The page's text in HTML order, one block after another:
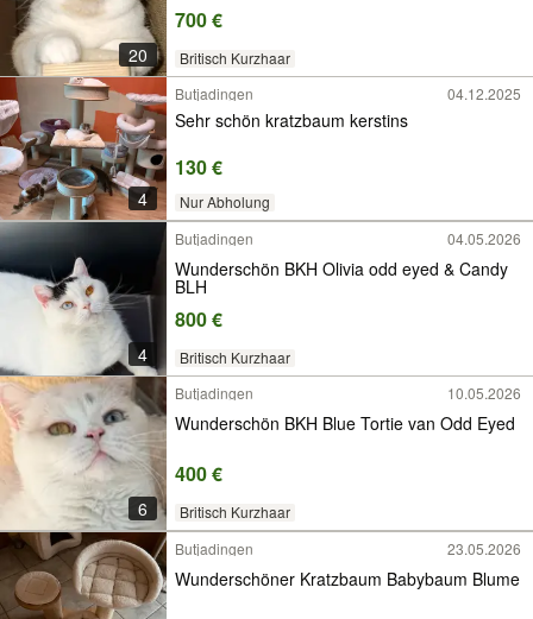
20
700 €
Britisch Kurzhaar
4
Butjadingen 04.12.2025
Sehr schön kratzbaum kerstins
130 €
Nur Abholung
4
Butjadingen 04.05.2026
Wunderschön BKH Olivia odd eyed & Candy
BLH
800 €
Britisch Kurzhaar
6
Butjadingen 10.05.2026
Wunderschön BKH Blue Tortie van Odd Eyed
400 €
Britisch Kurzhaar
Butjadingen
23.05.2026
Wunderschöner Kratzbaum Babybaum Blume